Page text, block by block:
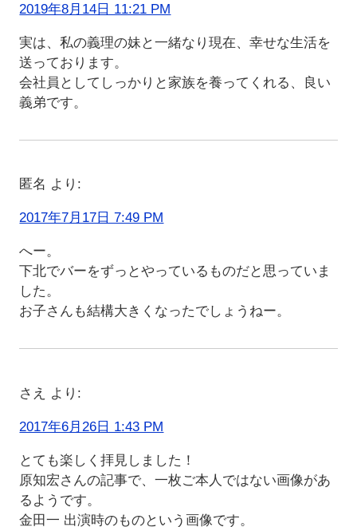
2019年8月14日 11:21 PM
実は、私の義理の妹と一緒なり現在、幸せな生活を
送っております。
会社員としてしっかりと家族を養ってくれる、良い
義弟です。
匿名 より:
2017年7月17日 7:49 PM
へー。
下北でバーをずっとやっているものだと思っていま
した。
お子さんも結構大きくなったでしょうねー。
さえ より:
2017年6月26日 1:43 PM
とても楽しく拝見しました！
原知宏さんの記事で、一枚ご本人ではない画像があ
るようです。
金田一 出演時のものという画像です。